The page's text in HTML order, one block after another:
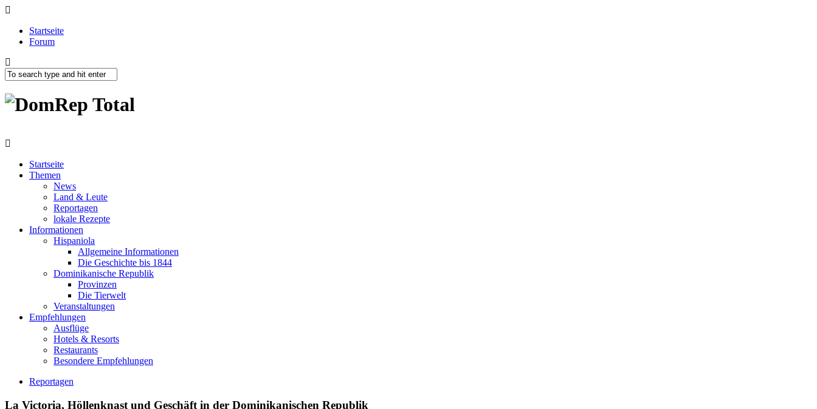
Startseite
Forum
Startseite
Themen
News
Land & Leute
Reportagen
lokale Rezepte
Informationen
Hispaniola
Allgemeine Informationen
Die Geschichte bis 1844
Dominikanische Republik
Provinzen
Die Tierwelt
Veranstaltungen
Empfehlungen
Ausflüge
Hotels & Resorts
Restaurants
Besondere Empfehlungen
Reportagen
La Victoria, Höllenknast und Geschäft in der Dominikanischen Republik